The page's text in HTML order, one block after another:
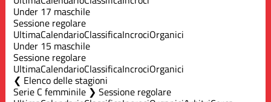
Under 17 maschile
Sessione regolare
UltimaCalendarioClassificaIncrociOrganici
Under 15 maschile
Sessione regolare
UltimaCalendarioClassificaIncrociOrganici
Elenco delle stagioni
Serie C femminile ❯ Sessione regolare